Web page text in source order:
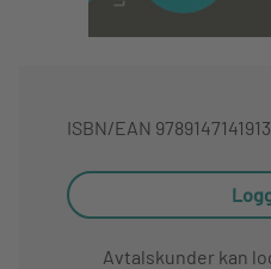
ISBN/EAN 9789147141913
Avtalskunder kan